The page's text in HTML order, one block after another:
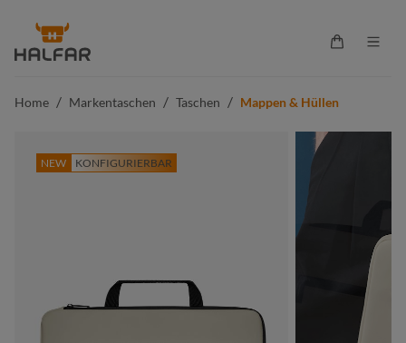
springen
Home / Markentaschen / Taschen / Mappen & Hüllen
NEW KONFIGURIERBAR